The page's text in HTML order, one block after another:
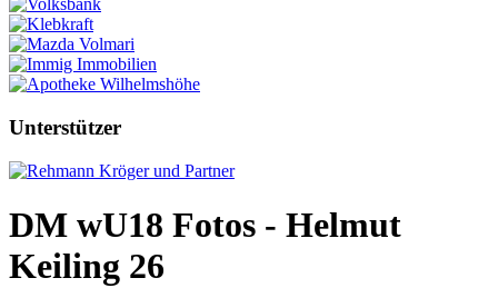
Unterstützer
DM wU18 Fotos - Helmut
Keiling 26